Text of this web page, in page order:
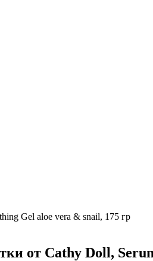
Gel aloe vera & snail, 175 гр
от Cathy Doll,